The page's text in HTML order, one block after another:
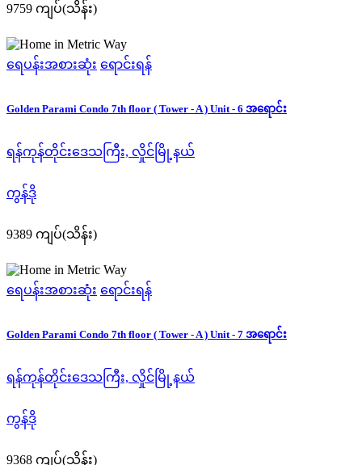
9759 ကျပ်(သိန်း)
ရေပန်းအစားဆုံး ရောင်းရန်
Golden Parami Condo 7th floor ( Tower - A ) Unit - 6 အရောင်း
ရန်ကုန်တိုင်းဒေသကြီး, လှိုင်မြို့နယ်
ကွန်ဒို
9389 ကျပ်(သိန်း)
ရေပန်းအစားဆုံး ရောင်းရန်
Golden Parami Condo 7th floor ( Tower - A ) Unit - 7 အရောင်း
ရန်ကုန်တိုင်းဒေသကြီး, လှိုင်မြို့နယ်
ကွန်ဒို
9368 ကျပ်(သိန်း)